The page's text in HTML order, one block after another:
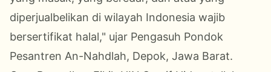
diperjualbelikan di wilayah Indonesia wajib
bersertifikat halal," ujar Pengasuh Pondok
Pesantren An-Nahdlah, Depok, Jawa Barat.